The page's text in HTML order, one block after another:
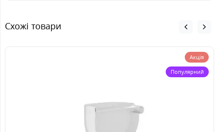
Схожі товари
Акція
Популярний